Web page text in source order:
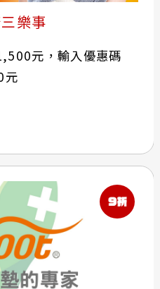
樂事
元，輸入優惠碼
元